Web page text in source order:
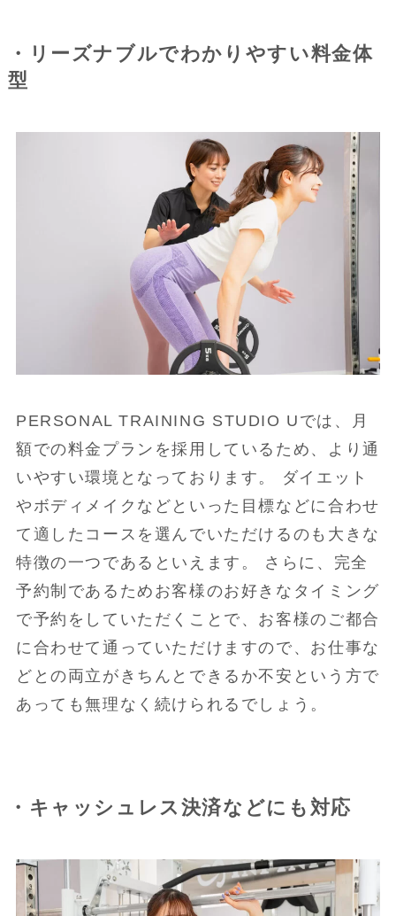
・リーズナブルでわかりやすい料金体
型
PERSONAL TRAINING STUDIO Uでは、月
額での料金プランを採用しているため、より通
いやすい環境となっております。 ダイエット
やボディメイクなどといった目標などに合わせ
て適したコースを選んでいただけるのも大きな
特徴の一つであるといえます。 さらに、完全
予約制であるためお客様のお好きなタイミング
で予約をしていただくことで、お客様のご都合
に合わせて通っていただけますので、お仕事な
どとの両立がきちんとできるか不安という方で
あっても無理なく続けられるでしょう。
・キャッシュレス決済などにも対応